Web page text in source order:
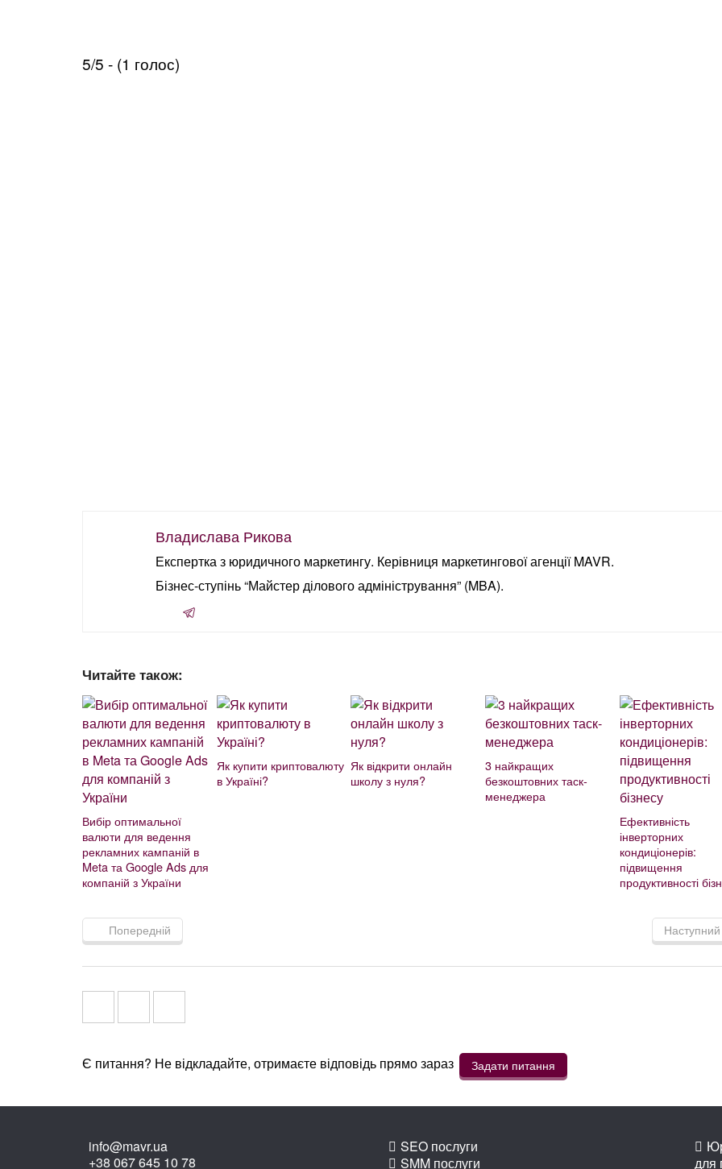
5/5 - (1 голос)
Владислава Рикова
Експертка з юридичного маркетингу. Керівниця маркетингової агенції MAVR.
Бізнес-ступінь “Майстер ділового адміністрування” (MBA).
Читайте також:
Вибір оптимальної
валюти для ведення
рекламних кампаній в
Meta та Google Ads для
компаній з України
Як купити криптовалюту
в Україні?
Як відкрити онлайн
школу з нуля?
3 найкращих
безкоштовних таск-
менеджера
Ефективність
інверторних
кондиціонерів:
підвищення
продуктивності
Попередній Наступний
Є питання? Не відкладайте, отримаєте відповідь прямо зараз Задати питання
info@mavr.ua
+38 067 645 10 78
SEO послуги
SMM послуги
для